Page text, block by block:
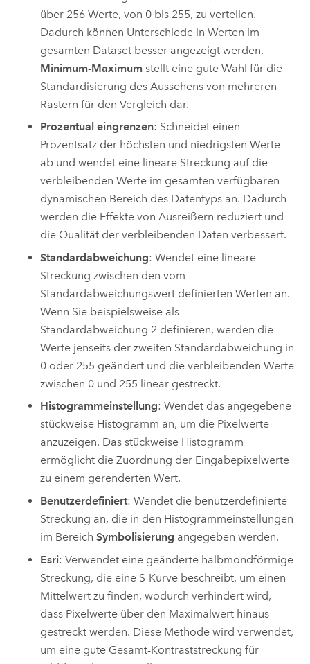
über 256 Werte, von 0 bis 255, zu verteilen.
Dadurch können Unterschiede in Werten im
gesamten Dataset besser angezeigt werden.
Minimum-Maximum stellt eine gute Wahl für die
Standardisierung des Aussehens von mehreren
Rastern für den Vergleich dar.
Prozentual eingrenzen: Schneidet einen
Prozentsatz der höchsten und niedrigsten Werte
ab und wendet eine lineare Streckung auf die
verbleibenden Werte im gesamten verfügbaren
dynamischen Bereich des Datentyps an. Dadurch
werden die Effekte von Ausreißern reduziert und
die Qualität der verbleibenden Daten verbessert.
Standardabweichung: Wendet eine lineare
Streckung zwischen den vom
Standardabweichungswert definierten Werten an.
Wenn Sie beispielsweise als
Standardabweichung 2 definieren, werden die
Werte jenseits der zweiten Standardabweichung in
0 oder 255 geändert und die verbleibenden Werte
zwischen 0 und 255 linear gestreckt.
Histogrammeinstellung: Wendet das angegebene
stückweise Histogramm an, um die Pixelwerte
anzuzeigen. Das stückweise Histogramm
ermöglicht die Zuordnung der Eingabepixelwerte
zu einem gerenderten Wert.
Benutzerdefiniert: Wendet die benutzerdefinierte
Streckung an, die in den Histogrammeinstellungen
im BereichSymbolisierung angegeben werden.
Esri: Verwendet eine geänderte halbmondförmige
Streckung, die eine S-Kurve beschreibt, um einen
Mittelwert zu finden, wodurch verhindert wird,
dass Pixelwerte über den Maximalwert hinaus
gestreckt werden. Diese Methode wird verwendet,
um eine gute Gesamt-Kontraststreckung für